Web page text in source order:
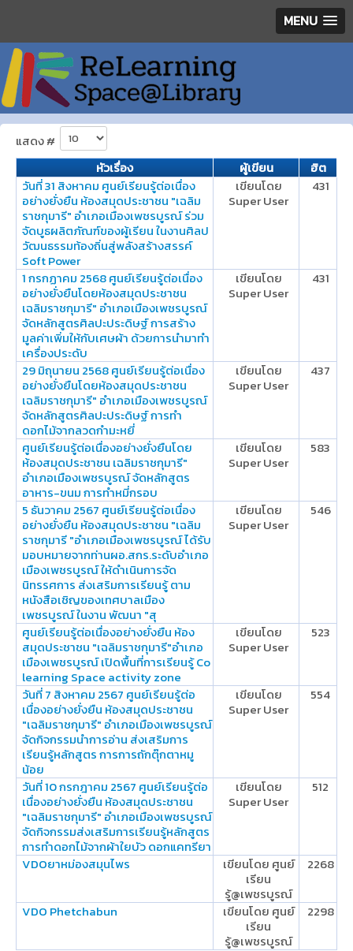
MENU
แสดง #
หัวเรื่อง
ผู้เขียน
ฮิต
วันที่ 31 สิงหาคม ศูนย์เรียนรู้ต่อเนื่อง
อย่างยั่งยืน ห้องสมุดประชาชน "เฉลิม
ราชกุมารี" อำเภอเมืองเพชรบูรณ์ ร่วม
จัดบูธผลิตภัณฑ์ของผู้เรียน ในงานศิลป
วัฒนธรรมท้องถิ่นสู่พลังสร้างสรรค์
Soft Power
เขียนโดย
Super User
431
1 กรกฏาคม 2568 ศูนย์เรียนรู้ต่อเนื่อง
อย่างยั่งยืนโดยห้องสมุดประชาชน
เฉลิมราชกุมารี" อำเภอเมืองเพชรบูรณ์
จัดหลักสูตรศิลปะประดิษฐ์ การสร้าง
มูลค่าเพิ่มให้กับเศษผ้า ด้วยการนำมาทำ
เครื่องประดับ
เขียนโดย
Super User
431
29 มิถุนายน 2568 ศูนย์เรียนรู้ต่อเนื่อง
อย่างยั่งยืนโดยห้องสมุดประชาชน
เฉลิมราชกุมารี" อำเภอเมืองเพชรบูรณ์
จัดหลักสูตรศิลปะประดิษฐ์ การทำ
ดอกไม้จากลวดกำมะหยี่
เขียนโดย
Super User
437
ศูนย์เรียนรู้ต่อเนื่องอย่างยั่งยืนโดย
ห้องสมุดประชาชน เฉลิมราชกุมารี"
อำเภอเมืองเพชรบูรณ์ จัดหลักสูตร
อาหาร-ขนม การทำหมี่กรอบ
เขียนโดย
Super User
583
5 ธันวาคม 2567 ศูนย์เรียนรู้ต่อเนื่อง
อย่างยั่งยืน ห้องสมุดประชาชน "เฉลิม
ราชกุมารี "อำเภอเมืองเพชรบูรณ์ ได้รับ
มอบหมายจากท่านผอ.สกร.ระดับอำเภอ
เมืองเพชรบูรณ์ ให้ดำเนินการจัด
นิทรรศการ ส่งเสริมการเรียนรู้ ตาม
หนังสือเชิญของเทศบาลเมือง
เพชรบูรณ์ ในงาน พัฒนา "สุ
เขียนโดย
Super User
546
ศูนย์เรียนรู้ต่อเนื่องอย่างยั่งยืน ห้อง
สมุดประชาชน "เฉลิมราชกุมารี"อำเภอ
เมืองเพชรบูรณ์ เปิดพื้นที่การเรียนรู้ Co
learning Space activity zone
เขียนโดย
Super User
523
วันที่ 7 สิงหาคม 2567 ศูนย์เรียนรู้ต่อ
เนื่องอย่างยั่งยืน ห้องสมุดประชาชน
"เฉลิมราชกุมารี" อำเภอเมืองเพชรบูรณ์
จัดกิจกรรมนำการอ่าน ส่งเสริมการ
เรียนรู้หลักสูตร การการถักตุ๊กตาหมู
น้อย
เขียนโดย
Super User
554
วันที่ 10 กรกฎาคม 2567 ศูนย์เรียนรู้ต่อ
เนื่องอย่างยั่งยืน ห้องสมุดประชาชน
"เฉลิมราชกุมารี" อำเภอเมืองเพชรบูรณ์
จัดกิจกรรมส่งเสริมการเรียนรู้หลักสูตร
การทำดอกไม้จากผ้าใยบัว ดอกแคทรียา
เขียนโดย
Super User
512
VDOยาหม่องสมุนไพร
เขียนโดย ศูนย์
เรียน
รู้@เพชรบูรณ์
2268
VDO Phetchabun
เขียนโดย ศูนย์
เรียน
รู้@เพชรบูรณ์
2298